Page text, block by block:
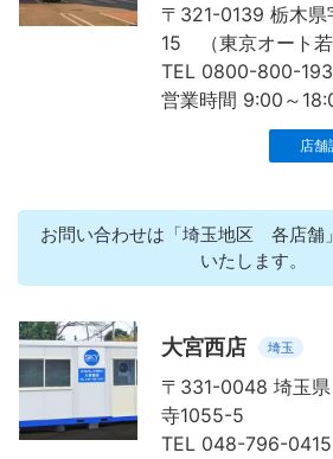
〒321-0139 栃木
15 （東京オート若
TEL 0800-800-
営業時間 9:00～
店舗
お問い合わせは「埼玉地区 各店舗
いたします。
大宮西店 埼玉
〒331-0048 埼玉
寺1055-5
TEL 048-796-0415